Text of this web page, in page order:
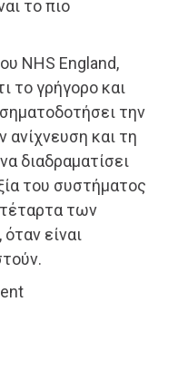
το πιο
NHS England,
το γρήγορο και
την
ανίχνευση και τη
διαδραματίσει
του συστήματος
τέταρτα των
είναι